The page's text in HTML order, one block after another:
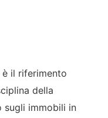
è il riferimento
della
sugli immobili in